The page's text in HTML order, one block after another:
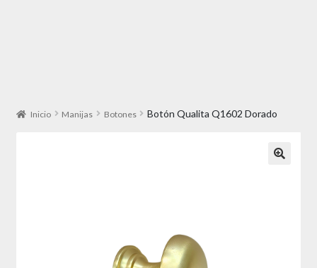
Inicio Manijas Botones Botón Qualita Q1602 Dorado